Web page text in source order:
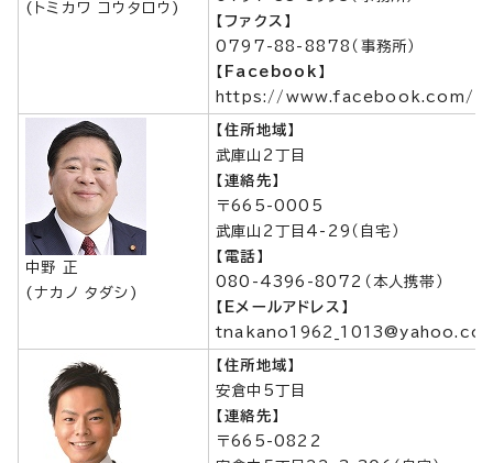
(トミカワ コウタロウ)
【ファクス】
0797-88-8878（事務所）
【Facebook】
https://www.facebook.com/
中野 正
(ナカノ タダシ)
【住所地域】
武庫山2丁目
【連絡先】
〒665-0005
武庫山2丁目4-29（自宅）
【電話】
080-4396-8072（本人携帯）
【Eメールアドレス】
【住所地域】
安倉中5丁目
【連絡先】
〒665-0822